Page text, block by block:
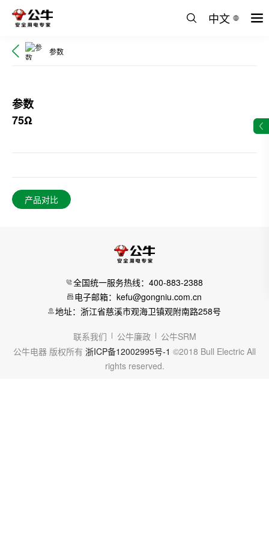
中文
参数
参数
75Ω
产品对比
全国统一服务热线：400-883-2388
电子邮箱：kefu@gongniu.com.cn
地址：浙江省慈溪市观海卫镇观附南路258号
联系我们 公牛廉政
公牛SRM
公牛电器 版权所有 浙ICP备12002995号-1 ©2018 Bull Electric All
rights reserved.